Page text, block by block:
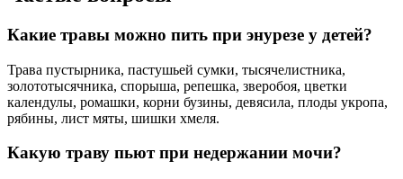
Какие травы можно пить при энурезе у детей?
Трава пустырника, пастушьей сумки, тысячелистника,
золототысячника, спорыша, репешка, зверобоя, цветки
календулы, ромашки, корни бузины, девясила, плоды укропа,
рябины, лист мяты, шишки хмеля.
Какую траву пьют при недержании мочи?